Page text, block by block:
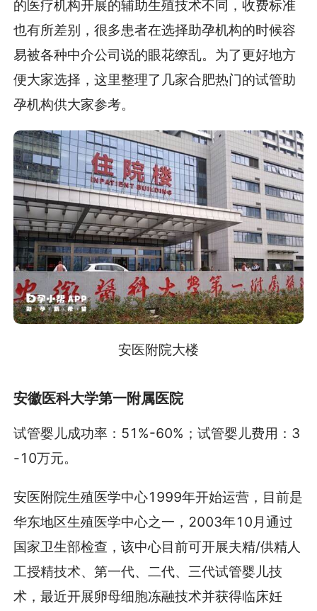
的医疗机构开展的辅助生殖技术不同，收费标准
也有所差别，很多患者在选择助孕机构的时候容
易被各种中介公司说的眼花缭乱。为了更好地方
便大家选择，这里整理了几家合肥热门的试管助
孕机构供大家参考。
安医附院大楼
安徽医科大学第一附属医院
试管婴儿成功率：51%-60%；试管婴儿费用：3
-10万元。
安医附院生殖医学中心1999年开始运营，目前是
华东地区生殖医学中心之一，2003年10月通过
国家卫生部检查，该中心目前可开展夫精/供精人
工授精技术、第一代、二代、三代试管婴儿技
术，最近开展卵母细胞冻融技术并获得临床妊